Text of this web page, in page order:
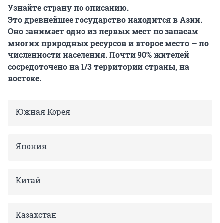
Узнайте страну по описанию.
Это древнейшее государство находится в Азии.
Оно занимает одно из первых мест по запасам
многих природных ресурсов и второе место — по
численности населения. Почти 90% жителей
сосредоточено на 1/3 территории страны, на
востоке.
Южная Корея
Япония
Китай
Казахстан